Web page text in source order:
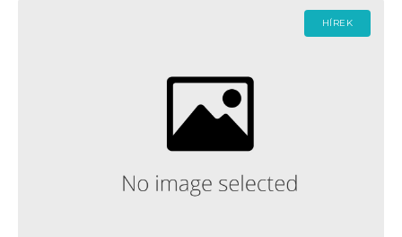
HÍREK